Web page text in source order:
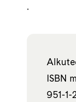
.
ISBN
951-1-